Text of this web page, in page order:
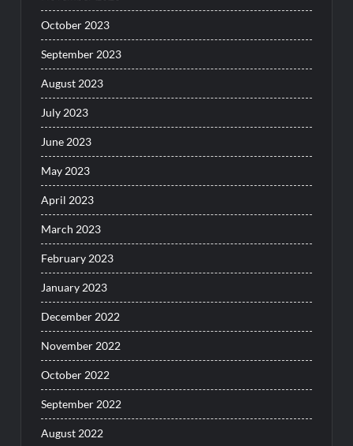
October 2023
September 2023
August 2023
July 2023
June 2023
May 2023
April 2023
March 2023
February 2023
January 2023
December 2022
November 2022
October 2022
September 2022
August 2022